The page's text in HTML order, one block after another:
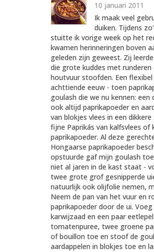
10 januari 2011
Ik maak veel
duiken. Tijdens
stuitte ik vorige week op het
kwamen herinneringen boven
geleden zijn geweest. Zij
die grote kuddes met
houtvuur stoofden. Een
achttiende eeuw - toen
goulash die we nu kennen:
ook altijd paprikapoeder en
van blokjes vlees in een
fijne Paprikás van kalfsvlees
paprikapoeder. Al deze
Hongaarse paprikapoeder
opstuurde gaf mijn goulash
niet al jaren in de kast staat -
twee grote grof gesnipperde
natuurlijk ook olijfolie nemen,
Neem de pan van het vuur en
paprikapoeder door de ui.
karwijzaad en een paar
tomatenpuree, twee groene
of bouillon toe en stoof de
aardappelen in blokjes toe en